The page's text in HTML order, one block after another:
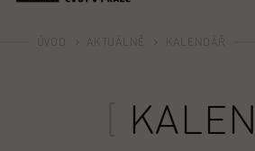
ÚVOD AKTUÁLNĚ KALENDÁŘ